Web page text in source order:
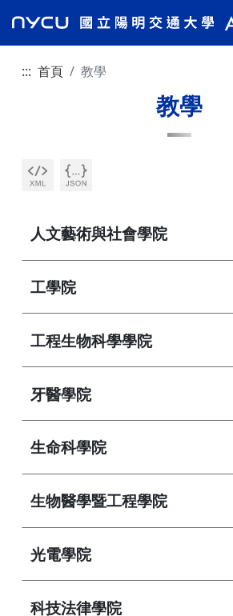
::: 首頁 教學
教學
人文藝術與社會學院
工學院
工程生物科學學院
牙醫學院
生命科學院
生物醫學暨工程學院
光電學院
科技法律學院